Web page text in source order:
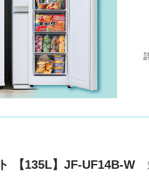
【135L】JF-UF14B-W